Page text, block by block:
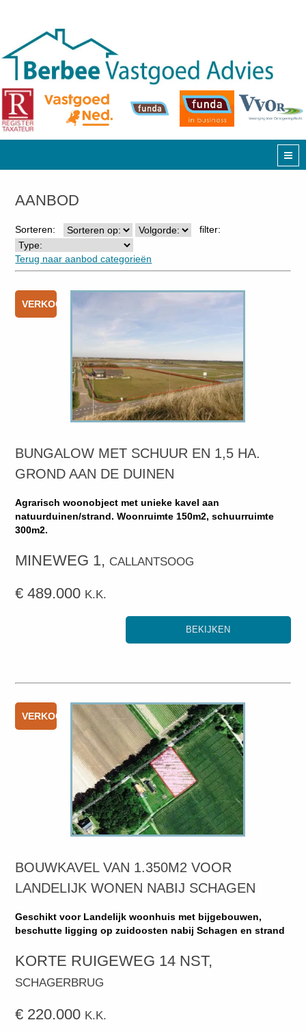
AANBOD
Sorteren: filter:
Terug naar aanbod categorieën
VERKOCHT
BUNGALOW MET SCHUUR EN 1,5 HA.
GROND AAN DE DUINEN
Agrarisch woonobject met unieke kavel aan
natuurduinen/strand. Woonruimte 150m2, schuurruimte
300m2.
MINEWEG 1, CALLANTSOOG
€ 489.000 K.K.
BEKIJKEN
VERKOCHT
BOUWKAVEL VAN 1.350M2 VOOR
LANDELIJK WONEN NABIJ SCHAGEN
Geschikt voor Landelijk woonhuis met bijgebouwen,
beschutte ligging op zuidoosten nabij Schagen en strand
KORTE RUIGEWEG 14 NST,
SCHAGERBRUG
€ 220.000 K.K.